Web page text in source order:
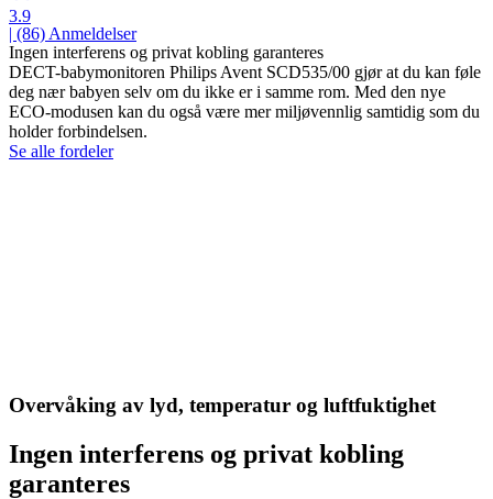
3.9
| (86) Anmeldelser
Ingen interferens og privat kobling garanteres
DECT-babymonitoren Philips Avent SCD535/00 gjør at du kan føle
deg nær babyen selv om du ikke er i samme rom. Med den nye
ECO-modusen kan du også være mer miljøvennlig samtidig som du
holder forbindelsen.
Se alle fordeler
Overvåking av lyd, temperatur og luftfuktighet
Ingen interferens og privat kobling
garanteres